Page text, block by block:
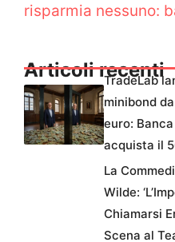
risparmia nessuno:
Articoli recenti
TradeLab
minibond
euro:
acquista il
La
Wilde:
Chiamarsi
Scena al